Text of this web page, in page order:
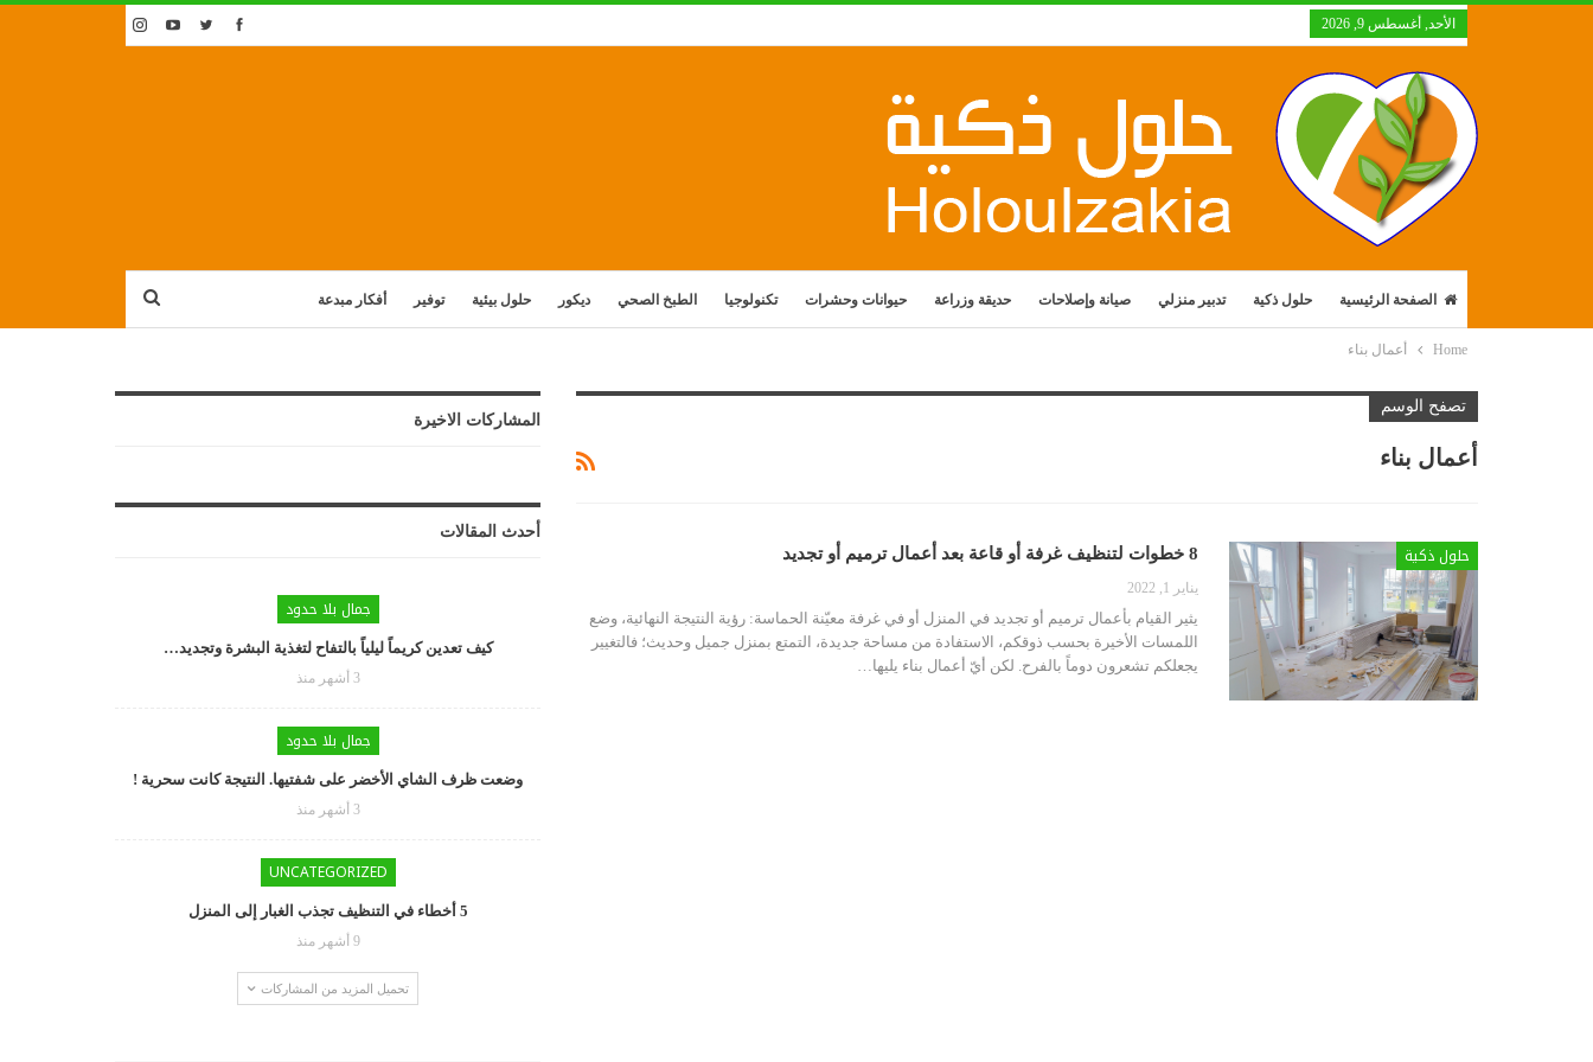
الأحد, أغسطس 9, 2026
الصفحة الرئيسية حلول ذكية تدبير منزلي صيانة وإصلاحات حديقة وزراعة حيوانات وحشرات تكنولوجيا الطبخ الصحي ديكور حلول بيئية توفير أفكار مبدعة
Home أعمال بناء
تصفح الوسم
أعمال بناء
حلول ذكية 8 خطوات لتنظيف غرفة أو قاعة بعد أعمال ترميم أو تجديد
يناير 1, 2022
يثير القيام بأعمال ترميم أو تجديد في المنزل أو في غرفة معيّنة الحماسة: رؤية النتيجة النهائية، وضع
اللمسات الأخيرة بحسب ذوقكم، الاستفادة من مساحة جديدة، التمتع بمنزل جميل وحديث؛ فالتغيير
يجعلكم تشعرون دوماً بالفرح. لكن أيّ أعمال بناء يليها
المشاركات الاخيرة
أحدث المقالات
جمال بلا حدود
كيف تعدين كريماً ليلياً بالتفاح لتغذية البشرة وتجديد…
3 أشهر منذ
جمال بلا حدود
وضعت ظرف الشاي الأخضر على شفتيها. النتيجة كانت سحرية !
3 أشهر منذ
UNCATEGORIZED
5 أخطاء في التنظيف تجذب الغبار إلى المنزل
9 أشهر منذ
تحميل المزيد من المشاركات